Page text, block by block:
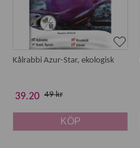
Kålrabbi Azur-Star, ekologisk
39.20 49 kr
KÖP